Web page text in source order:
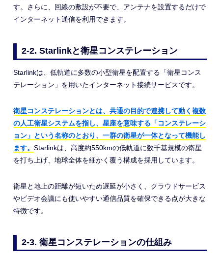
す。さらに、回線の敷設が不要で、アンテナを設置するだけで
インターネット通信を利用できます。
2-2. Starlinkと衛星コンステレーション
Starlinkは、低軌道に多数の小型衛星を配置する「衛星コンス
テレーション」を用いたインターネット接続サービスです。
衛星コンステレーションとは、共通の目的で連携して動く複数
の人工衛星システムを指し、星座を意味する「コンステレーシ
ョン」という名称のとおり、一群の衛星が一体となって機能し
ます。 Starlinkは、高度約550kmの低軌道に数千基規模の衛星
を打ち上げ、地球全体を細かく覆う構成を採用しています。
衛星と地上の距離が短いため遅延が小さく、クラウドサービス
やビデオ会議にも使いやすい通信品質を確保できる点が大きな
特徴です。
2-3. 衛星コンステレーションの仕組み